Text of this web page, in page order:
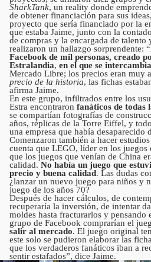
SharkTank, un reality donde
de obtener financiación para sus
proyecto que sería financiado por la
que estaba Jaime, junto con la
de compras y la encargada de
realizaron un hallazgo sorprendente: “
Facebook de mil personas, creado
Estralandia, en el que se
Mercado Libre; los precios eran muy
precio de la historia, las fichas
afirma Jaime.
En este grupo, infiltrados entre los
Estra encontraron fanáticos de todas
se compartían fotografías de
años, réplicas de la Torre Eiffel, y
una empresa que había desaparecido
Comenzaron también a hacer
cuenta que LEGO, líder en los juegos
que los juegos que venían de China
calidad. No había un juego que
precio y buena calidad. Las dudas
¿lanzar un nuevo juego para niños y
juego de los años 70?
Después de hacer cálculos, de
recuperaría la inversión, de intentar
moldes hasta fracturarlos y pensando
grupo de Facebook comprarían el
salir al mercado. El juego original
este solo se pudieron elaborar las
que los verdaderos fanáticos iban a
sentir estafados”, dice Jaime.